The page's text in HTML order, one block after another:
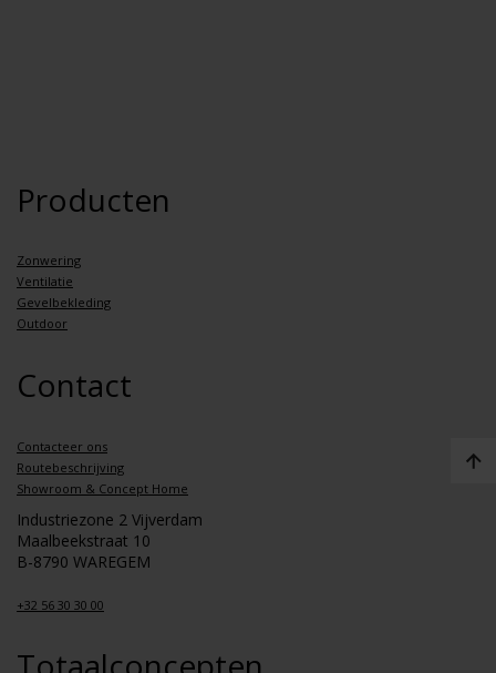
Producten
Zonwering
Ventilatie
Gevelbekleding
Outdoor
Contact
Contacteer ons
Routebeschrijving
Showroom & Concept Home
Industriezone 2 Vijverdam
Maalbeekstraat 10
B-8790 WAREGEM
+32 56 30 30 00